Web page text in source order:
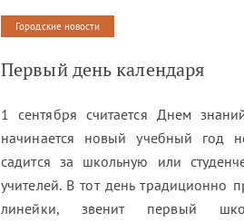
Городские новости
Первый день календаря
1 сентября считается Днем
начинается новый учебный год
садится за школьную или
учителей. В тот день традиционно
линейки, звенит первый